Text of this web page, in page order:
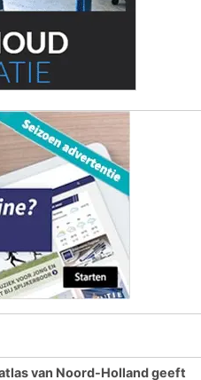
van Noord-Holland geeft